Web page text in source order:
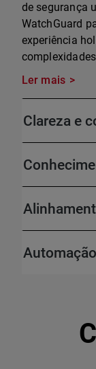
de segurança
WatchGuard
experiência
Ler mais
Clareza e
Automação